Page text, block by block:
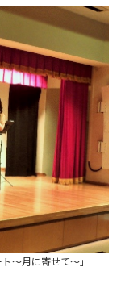
月に寄せて～」